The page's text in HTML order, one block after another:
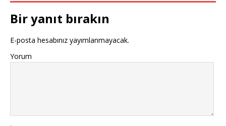
Bir yanıt bırakın
E-posta hesabınız yayımlanmayacak.
Yorum